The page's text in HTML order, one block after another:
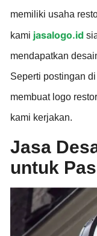
memiliki usaha
kami jasalogo.id
mendapatkan
Seperti postingan
membuat logo
kami kerjakan.
Jasa
untuk